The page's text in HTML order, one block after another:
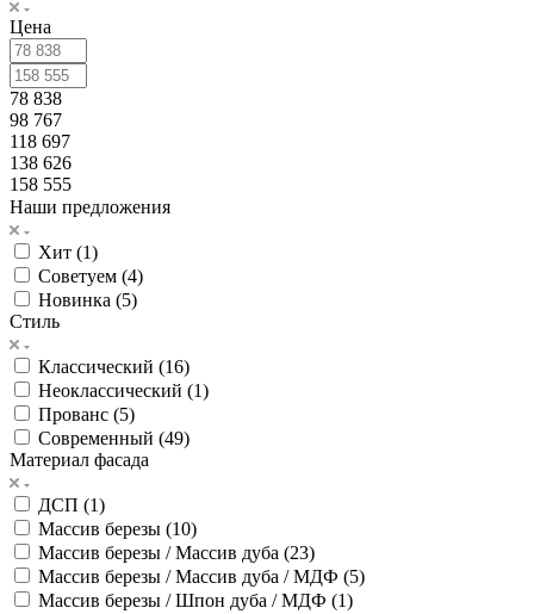
Цена
78 838
98 767
118 697
138 626
158 555
Наши предложения
Хит (1)
Советуем (4)
Новинка (5)
Стиль
Классический (16)
Неоклассический (1)
Прованс (5)
Современный (49)
Материал фасада
ДСП (1)
Массив березы (10)
Массив березы / Массив дуба (23)
Массив березы / Массив дуба / МДФ (5)
Массив березы / Шпон дуба / МДФ (1)